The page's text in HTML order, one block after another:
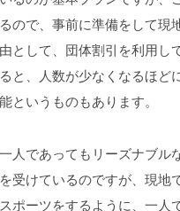
ので、事前に準備をして現
として、団体割引を利用し
と、人数が少なくなるほど
というものもあります。
人であってもリーズナブル
受けているのですが、現地
ポーツをするように、一人